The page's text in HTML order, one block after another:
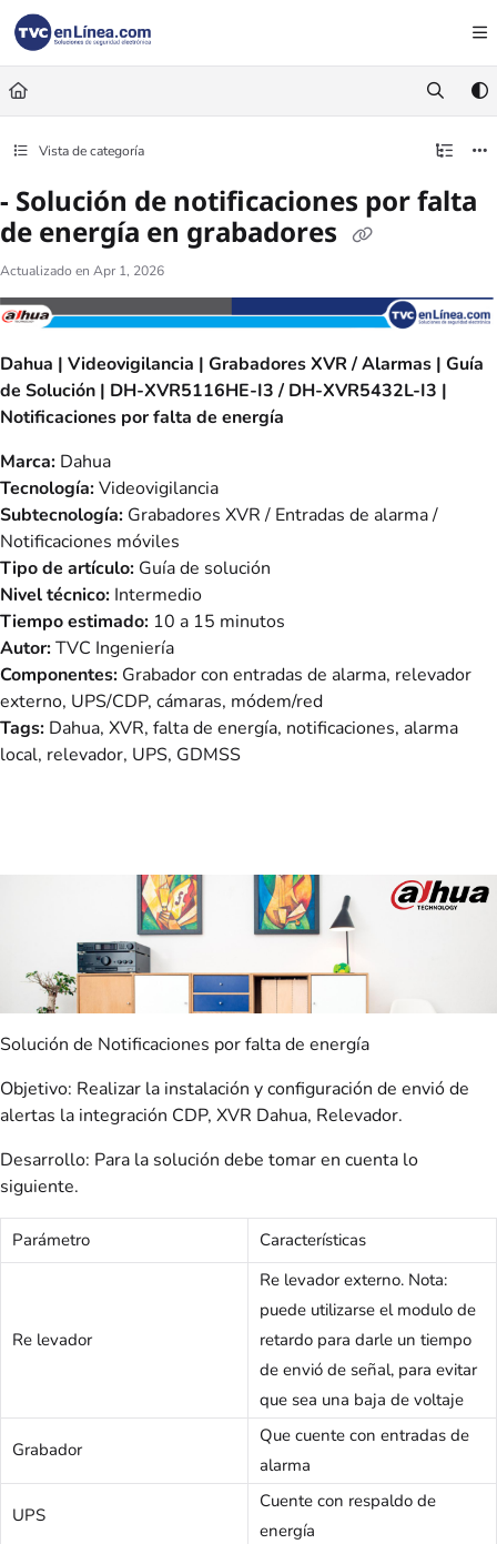
Documentation Index
Fetch the complete documentation index at:
Use this file to discover all available pages before exploring further.
Vista de categoría
- Solución de notificaciones por falta
de energía en grabadores
Actualizado en Apr 1, 2026
Dahua | Videovigilancia | Grabadores XVR / Alarmas | Guía
de Solución | DH-XVR5116HE-I3 / DH-XVR5432L-I3 |
Notificaciones por falta de energía
Marca: Dahua
Tecnología:Videovigilancia
Subtecnología: Grabadores XVR / Entradas de alarma /
Notificaciones móviles
Tipo de artículo: Guía de solución
Nivel técnico: Intermedio
Tiempo estimado: 10 a 15 minutos
Autor:TVC Ingeniería
Componentes: Grabador con entradas de alarma, relevador
externo, UPS/CDP, cámaras, módem/red
Tags: Dahua, XVR, falta de energía, notificaciones, alarma
local, relevador, UPS, GDMSS
Solución de Notificaciones por falta de energía
Objetivo: Realizar la instalación y configuración de envió de
alertas la integración CDP, XVR Dahua, Relevador.
Desarrollo: Para la solución debe tomar en cuenta lo
siguiente.
Parámetro Características
Re levador
Re levador externo. Nota:
puede utilizarse el modulo de
retardo para darle un tiempo
de envió de señal, para evitar
que sea una baja de voltaje
Grabador
Que cuente con entradas de
alarma
UPS
Cuente con respaldo de
energía